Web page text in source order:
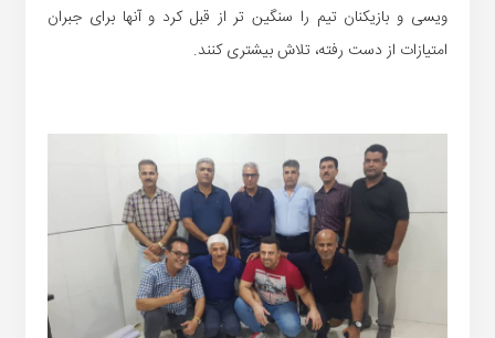
ویسی و بازیکنان تیم را سنگین تر از قبل کرد و آنها برای جبران
امتیازات از دست رفته، تلاش بیشتری کنند.